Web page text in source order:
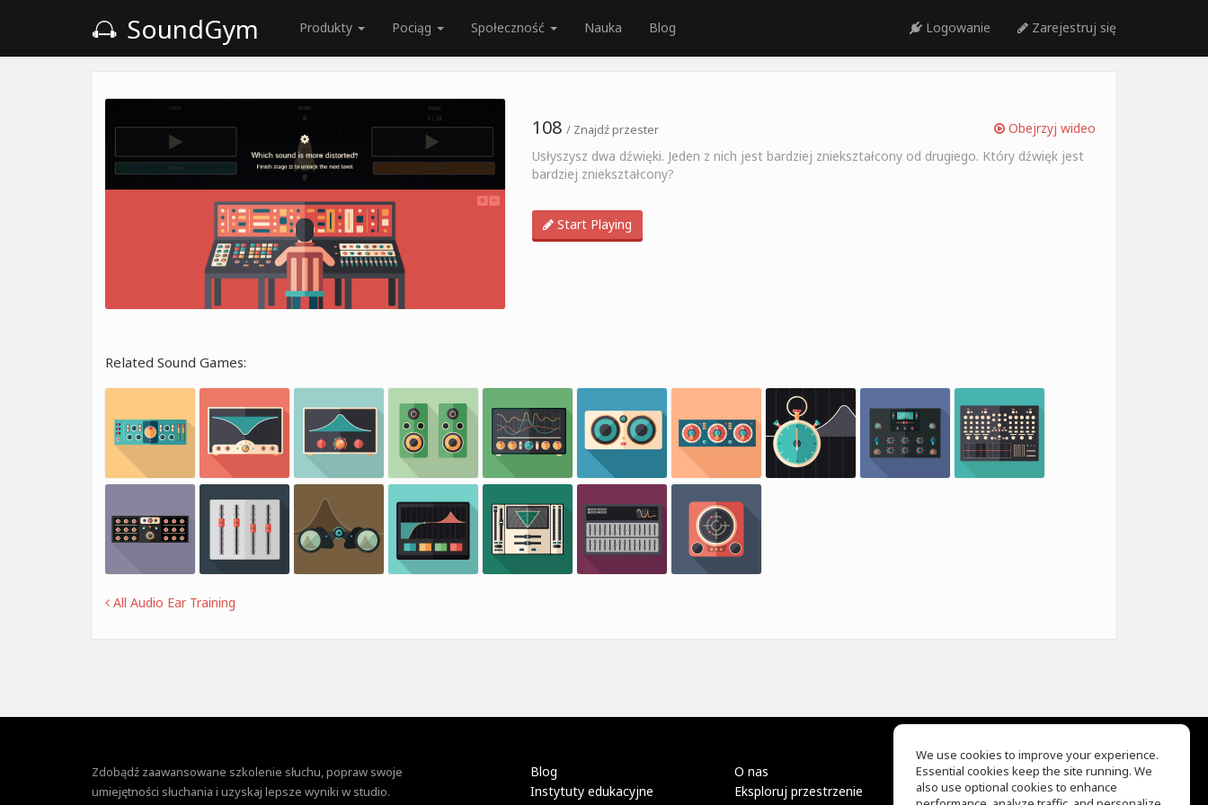
SoundGym Produkty Pociąg Społeczność Nauka Blog Logowanie Zarejestruj się
Obejrzyj wideo
108 / Znajdź przester
Usłyszysz dwa dźwięki. Jeden z nich jest bardziej zniekształcony od drugiego. Który dźwięk jest
bardziej zniekształcony?
Start Playing
Related Sound Games:
All Audio Ear Training
Zdobądź zaawansowane szkolenie słuchu, popraw swoje
umiejętności słuchania i uzyskaj lepsze wyniki w studio.
Blog
Instytuty edukacyjne
O nas
Eksploruj przestrzenie
EQ Ear Training
Drum Machine
We use cookies to improve your experience.
Essential cookies keep the site running. We
also use optional cookies to enhance